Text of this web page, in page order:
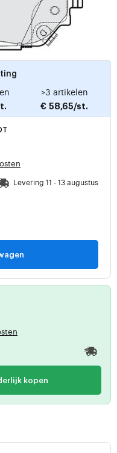
>3 artikelen
€ 58,65/st.
Levering 11 - 13 augustus
kopen